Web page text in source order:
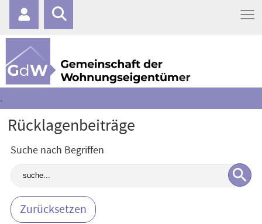
≡
.
Rücklagenbeiträge
Suche nach Begriffen